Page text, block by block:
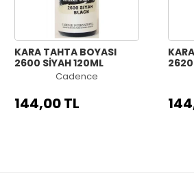
KARA TAHTA BOYASI
2600 SİYAH 120ML
Cadence
144,00 TL
2620